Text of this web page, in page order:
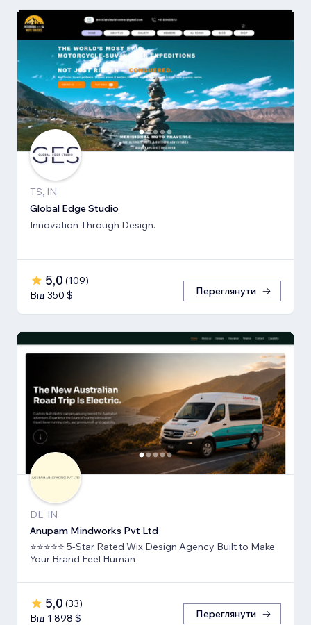
TS, IN
Global Edge Studio
Innovation Through Design.
5,0 (109)
Від 350 $
Переглянути
DL, IN
Anupam Mindworks Pvt Ltd
⭐⭐⭐⭐⭐ 5-Star Rated Wix Design Agency Built to Make
Your Brand Feel Human
5,0 (33)
Від 1 898 $
Переглянути